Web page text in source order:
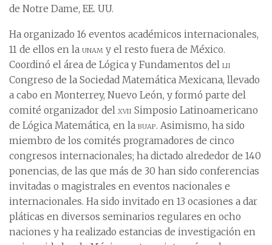
de Notre Dame, EE. UU.
Ha organizado 16 eventos académicos internacionales,
11 de ellos en la unam y el resto fuera de México.
Coordinó el área de Lógica y Fundamentos del lii
Congreso de la Sociedad Matemática Mexicana, llevado
a cabo en Monterrey, Nuevo León, y formó parte del
comité organizador del xvii Simposio Latinoamericano
de Lógica Matemática, en la buap. Asimismo, ha sido
miembro de los comités programadores de cinco
congresos internacionales; ha dictado alrededor de 140
ponencias, de las que más de 30 han sido conferencias
invitadas o magistrales en eventos nacionales e
internacionales. Ha sido invitado en 13 ocasiones a dar
pláticas en diversos seminarios regulares en ocho
naciones y ha realizado estancias de investigación en